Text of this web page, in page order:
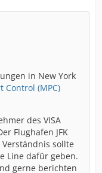
in New York
Control (MPC)
des VISA
Flughafen JFK
sollte
Line dafür geben.
gerne berichten